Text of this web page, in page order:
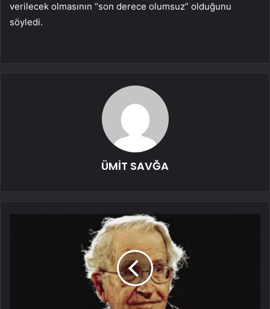
verilecek olmasının “son derece olumsuz” olduğunu
söyledi.
ÜMİT SAVĞA